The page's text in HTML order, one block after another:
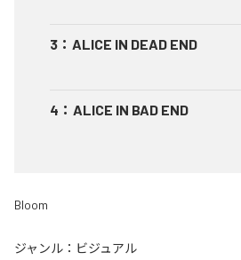
3 ： ALICE IN DEAD END
4 ： ALICE IN BAD END
Bloom
ジャンル： ビジュアル